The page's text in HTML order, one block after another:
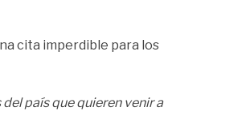
cita imperdible para los
país que quieren venir a